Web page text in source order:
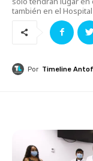
también en el
Por Timeline